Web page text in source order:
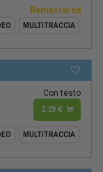
Remastered
MULTITRACCIA
Con testo
2,19 €
MULTITRACCIA